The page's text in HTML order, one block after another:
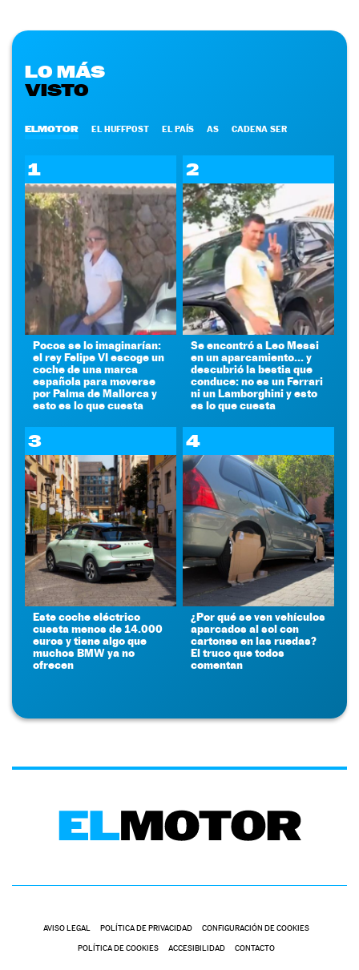
LO MÁS
VISTO
ELMOTOR EL HUFFPOST EL PAÍS AS CADENA SER
1
Pocos se lo imaginarían:
el rey Felipe VI escoge un
coche de una marca
española para moverse
por Palma de Mallorca y
esto es lo que cuesta
2
Se encontró a Leo Messi
en un aparcamiento... y
descubrió la bestia que
conduce: no es un Ferrari
ni un Lamborghini y esto
es lo que cuesta
3
Este coche eléctrico
cuesta menos de 14.000
euros y tiene algo que
muchos BMW ya no
ofrecen
4
¿Por qué se ven vehículos
aparcados al sol con
cartones en las ruedas?
El truco que todos
comentan
AVISO LEGAL POLÍTICA DE PRIVACIDAD CONFIGURACIÓN DE COOKIES
POLÍTICA DE COOKIES ACCESIBILIDAD CONTACTO